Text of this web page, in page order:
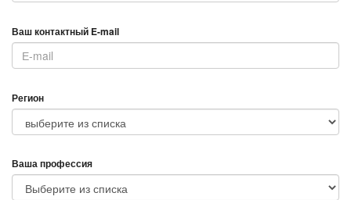
аш контактный E-mail
Регион
аша профессия